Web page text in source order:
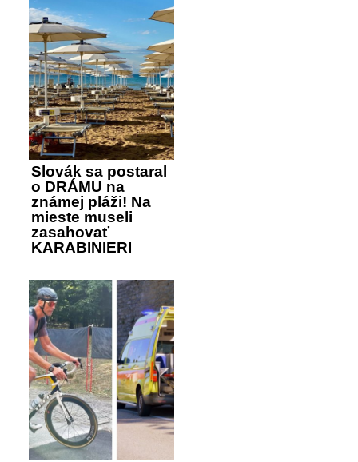
Slovák sa postaral
o DRÁMU na
známej pláži! Na
mieste museli
zasahovať
KARABINIERI